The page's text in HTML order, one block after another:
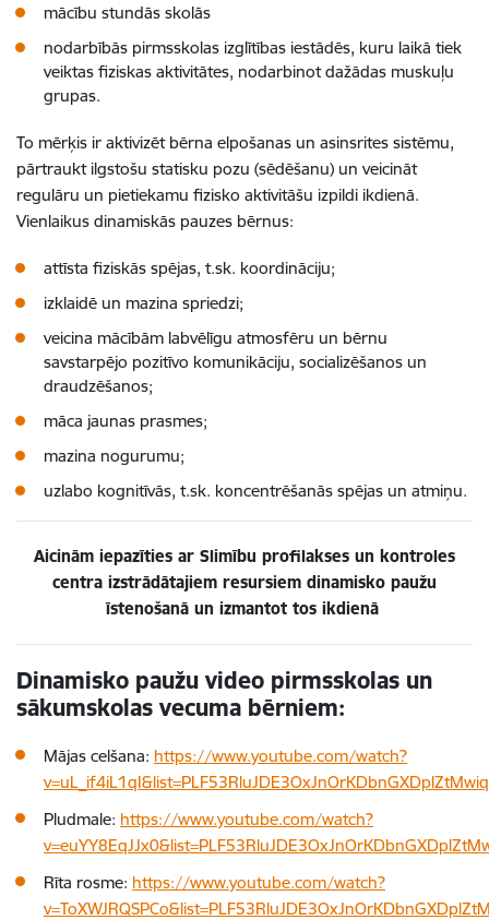
mācību stundās skolās
nodarbībās pirmsskolas izglītības iestādēs, kuru laikā tiek
veiktas fiziskas aktivitātes, nodarbinot dažādas muskuļu
grupas.
To mērķis ir aktivizēt bērna elpošanas un asinsrites sistēmu,
pārtraukt ilgstošu statisku pozu (sēdēšanu) un veicināt
regulāru un pietiekamu fizisko aktivitāšu izpildi ikdienā.
Vienlaikus dinamiskās pauzes bērnus:
attīsta fiziskās spējas, t.sk. koordināciju;
izklaidē un mazina spriedzi;
veicina mācībām labvēlīgu atmosfēru un bērnu
savstarpējo pozitīvo komunikāciju, socializēšanos un
draudzēšanos;
māca jaunas prasmes;
mazina nogurumu;
uzlabo kognitīvās, t.sk. koncentrēšanās spējas un atmiņu.
Aicinām iepazīties ar Slimību profilakses un kontroles
centra izstrādātajiem resursiem dinamisko paužu
īstenošanā un izmantot tos ikdienā
Dinamisko paužu video pirmsskolas un
sākumskolas vecuma bērniem:
Mājas celšana: https://www.youtube.com/watch?
Pludmale: https://www.youtube.com/watch?
Rīta rosme: https://www.youtube.com/watch?